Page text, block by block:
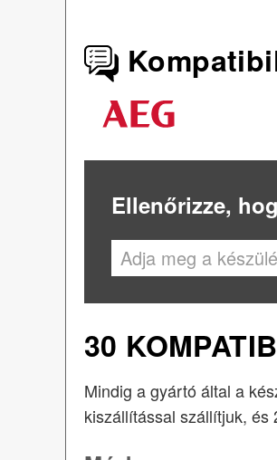
Ellenőrizze,
30
Mindig a gyártó által a
kiszállítással szállítjuk, és